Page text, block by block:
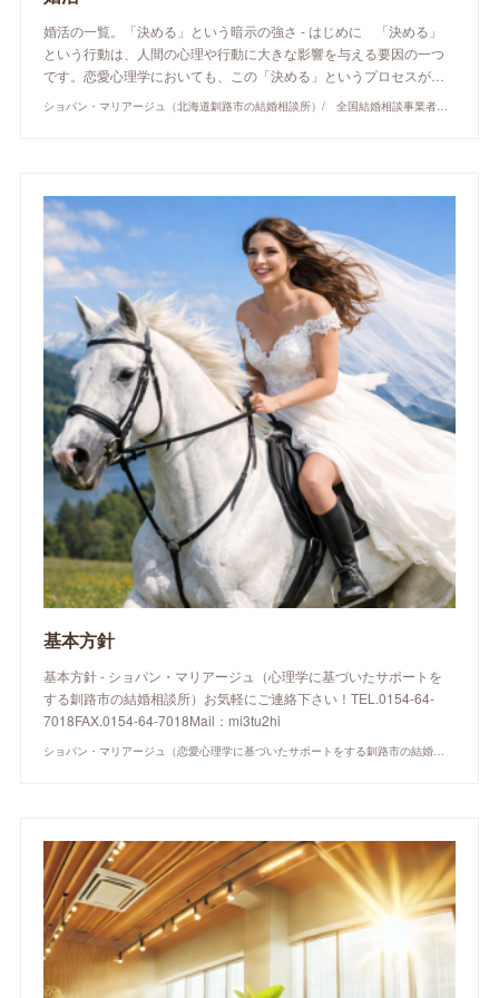
婚活の一覧。「決める」という暗示の強さ - はじめに 「決める」
という行動は、人間の心理や行動に大きな影響を与える要因の一つ
です。恋愛心理学においても、この「決める」というプロセスが…
ショパン・マリアージュ（北海道釧路市の結婚相談所）/ 全国結婚相談事業者連盟正規加盟店 / cherry-piano.com
基本方針
基本方針 - ショパン・マリアージュ（心理学に基づいたサポートを
する釧路市の結婚相談所）お気軽にご連絡下さい！TEL.0154-64-
7018FAX.0154-64-7018Mail：mi3tu2hi